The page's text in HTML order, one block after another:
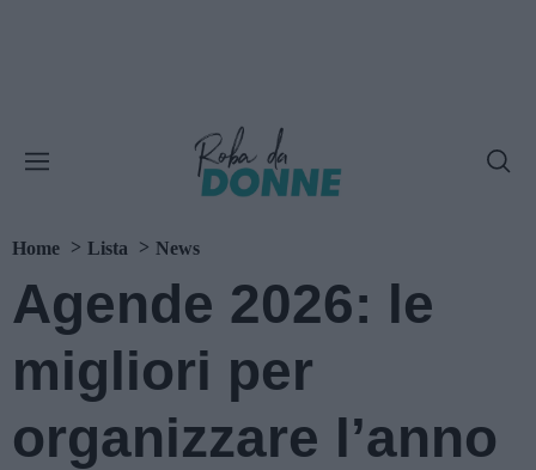
Home Lista News
Agende 2026: le
migliori per
organizzare l’anno